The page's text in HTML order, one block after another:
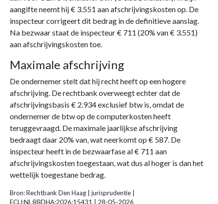
aangifte neemt hij € 3.551 aan afschrijvingskosten op. De
inspecteur corrigeert dit bedrag in de definitieve aanslag.
Na bezwaar staat de inspecteur € 711 (20% van € 3.551)
aan afschrijvingskosten toe.
Maximale afschrijving
De ondernemer stelt dat hij recht heeft op een hogere
afschrijving. De rechtbank overweegt echter dat de
afschrijvingsbasis € 2.934 exclusief btw is, omdat de
ondernemer de btw op de computerkosten heeft
teruggevraagd. De maximale jaarlijkse afschrijving
bedraagt daar 20% van, wat neerkomt op € 587. De
inspecteur heeft in de bezwaarfase al € 711 aan
afschrijvingskosten toegestaan, wat dus al hoger is dan het
wettelijk toegestane bedrag.
Bron: Rechtbank Den Haag | jurisprudentie |
ECLI:NL:RBDHA:2026:15431 | 28-05-2026